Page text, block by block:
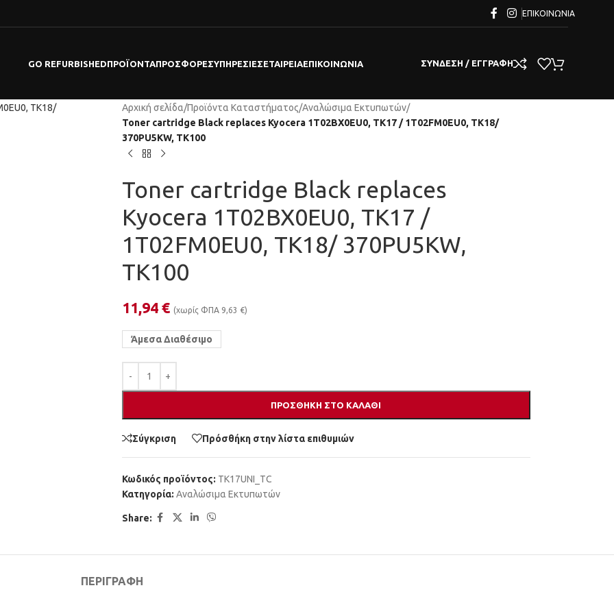
ΕΠΙΚΟΙΝΩΝΊΑ
GO REFURBISHEDΠΡΟΪΌΝΤΑΠΡΟΣΦΟΡΕΣΥΠΗΡΕΣΊΕΣΕΤΑΙΡΕΊΑΕΠΙΚΟΙΝΩΝΊΑ ΣΎΝΔΕΣΗ / ΕΓΓΡΑΦΉ
Αρχική σελίδα/Προϊόντα Καταστήματος/Αναλώσιμα Εκτυπωτών/
Toner cartridge Black replaces Kyocera 1T02BX0EU0, TK17 / 1T02FM0EU0, TK18/
370PU5KW, TK100
Toner cartridge Black replaces
Kyocera 1T02BX0EU0, TK17 /
1T02FM0EU0, TK18/ 370PU5KW,
TK100
11,94 € (χωρίς ΦΠΑ 9,63 €)
Άμεσα Διαθέσιμο
ΠΡΟΣΘΉΚΗ ΣΤΟ ΚΑΛΆΘΙ
Σύγκριση Πρόσθήκη στην λίστα επιθυμιών
Κωδικός προϊόντος: TK17UNI_TC
Κατηγορία: Αναλώσιμα Εκτυπωτών
Share:
ΠΕΡΙΓΡΑΦΉ